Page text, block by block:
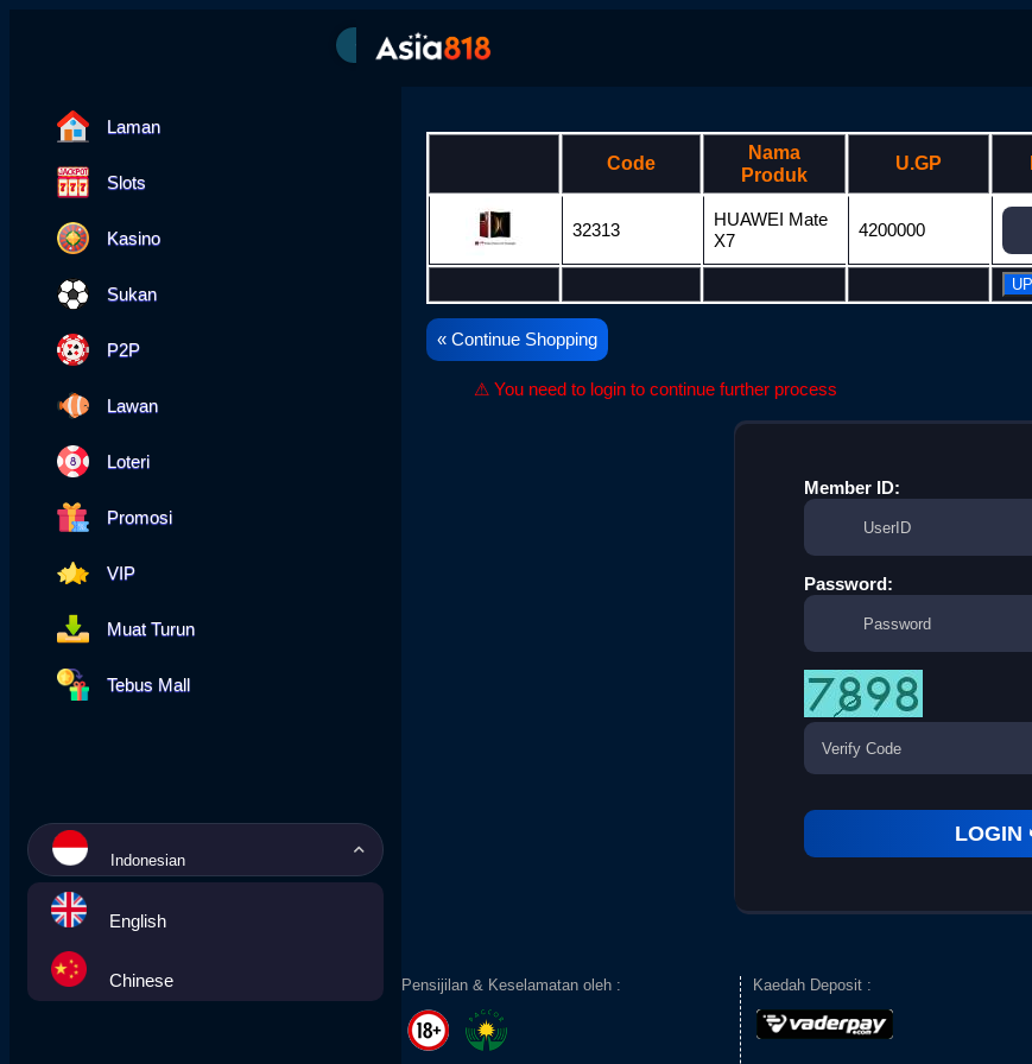
Laman
Slots
Kasino
Sukan
P2P
Lawan
Loteri
Promosi
VIP
Muat Turun
Tebus Mall
Indonesian
English
Chinese
Code
Nama
Produk
U.GP
32313
HUAWEI Mate
X7
4200000
« Continue Shopping
⚠ You need to login to continue further process
Member ID:
Password:
Pensijilan & Keselamatan oleh : Kaedah Deposit :